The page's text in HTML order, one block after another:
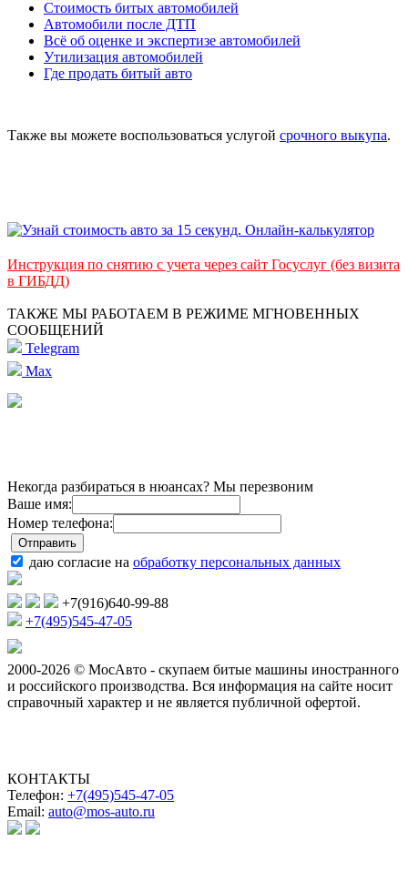
Стоимость битых автомобилей
Автомобили после ДТП
Всё об оценке и экспертизе автомобилей
Утилизация автомобилей
Где продать битый авто
Также вы можете воспользоваться услугой срочного выкупа.
Инструкция по снятию с учета через сайт Госуслуг (без визита
в ГИБДД)
ТАКЖЕ МЫ РАБОТАЕМ В РЕЖИМЕ МГНОВЕННЫХ
СООБЩЕНИЙ
Telegram
Max
Некогда разбираться в нюансах? Мы перезвоним
Ваше имя:
Номер телефона:
даю согласие на обработку персональных данных
+7(916)640-99-88
+7(495)545-47-05
2000-2026 © МосАвто - скупаем битые машины иностранного
и российского производства. Вся информация на сайте носит
справочный характер и не является публичной офертой.
КОНТАКТЫ
Телефон: +7(495)545-47-05
Email: auto@mos-auto.ru